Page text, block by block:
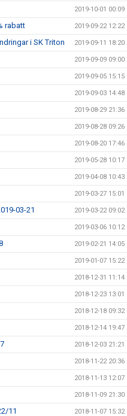
2019-10-01 00:09
rabatt 2019-09-22 12:22
i SK Triton 2019-09-11 18:20
2019-09-09 09:00
2019-09-05 15:15
2019-09-03 14:48
2019-08-29 21:36
2019-08-28 09:26
2019-08-20 17:46
2019-05-28 10:17
2019-04-08 10:43
2019-03-27 15:01
03-21 2019-03-22 09:02
2019-03-06 10:12
2019-02-21 14:05
2019-01-07 15:22
2018-12-31 11:14
2018-12-23 13:01
2018-12-18 09:32
2018-12-14 19:47
2018-12-03 21:21
2018-11-22 20:36
2018-11-13 12:07
2018-11-09 21:30
11 2018-11-07 15:32